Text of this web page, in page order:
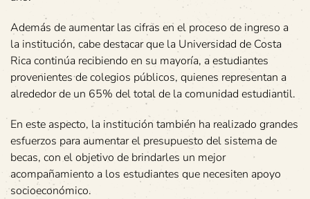
Además de aumentar las cifras en el proceso de ingreso a
la institución, cabe destacar que la Universidad de Costa
Rica continúa recibiendo en su mayoría, a estudiantes
provenientes de colegios públicos, quienes representan a
alrededor de un 65% del total de la comunidad estudiantil.
En este aspecto, la institución también ha realizado grandes
esfuerzos para aumentar el presupuesto del sistema de
becas, con el objetivo de brindarles un mejor
acompañamiento a los estudiantes que necesiten apoyo
socioeconómico.